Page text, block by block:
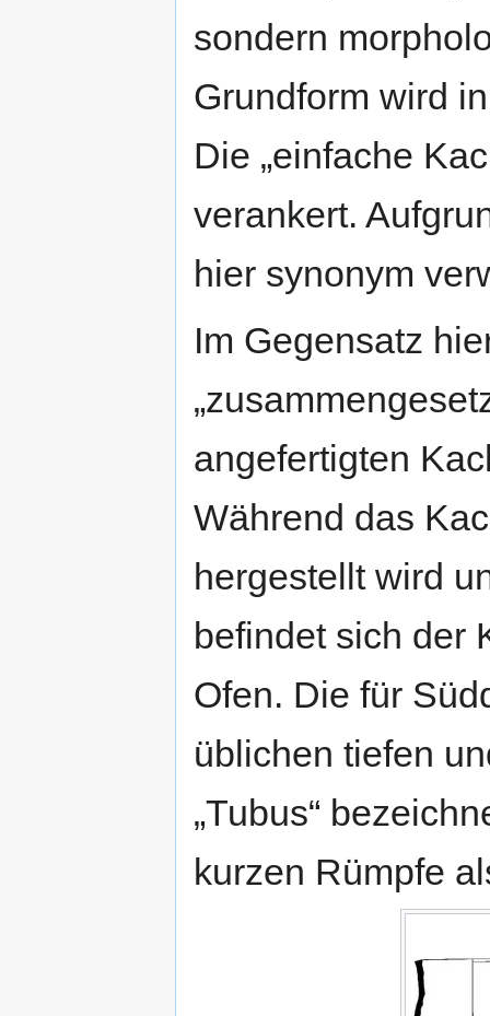
sondern
Grundform wird
Die „einfache
verankert.
hier synonym
Im Gegensatz
angefertigten
Während das
hergestellt wird
befindet sich der
Ofen. Die für
üblichen tiefen
„Tubus“
kurzen Rümpfe